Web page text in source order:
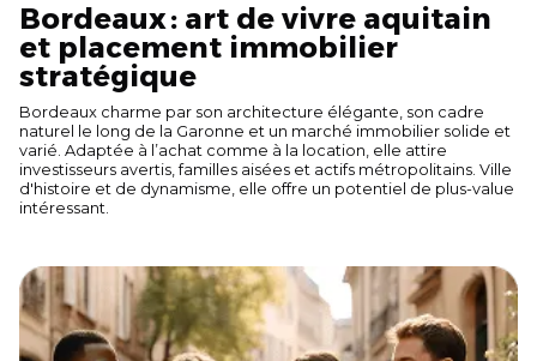
Bordeaux : art de vivre aquitain
et placement immobilier
stratégique
Bordeaux charme par son architecture élégante, son cadre
naturel le long de la Garonne et un marché immobilier solide et
varié. Adaptée à l’achat comme à la location, elle attire
investisseurs avertis, familles aisées et actifs métropolitains. Ville
d'histoire et de dynamisme, elle offre un potentiel de plus-value
intéressant.